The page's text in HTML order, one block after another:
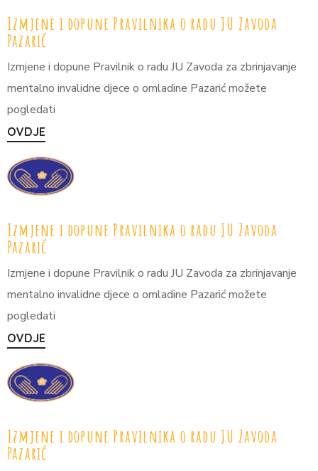
Izmjene i dopune Pravilnika o radu JU Zavoda
Pazarić
Izmjene i dopune Pravilnik o radu JU Zavoda za zbrinjavanje
mentalno invalidne djece o omladine Pazarić možete
pogledati
OVDJE
Izmjene i dopune Pravilnika o radu JU Zavoda
Pazarić
Izmjene i dopune Pravilnik o radu JU Zavoda za zbrinjavanje
mentalno invalidne djece o omladine Pazarić možete
pogledati
OVDJE
Izmjene i dopune Pravilnika o radu JU Zavoda
Pazarić